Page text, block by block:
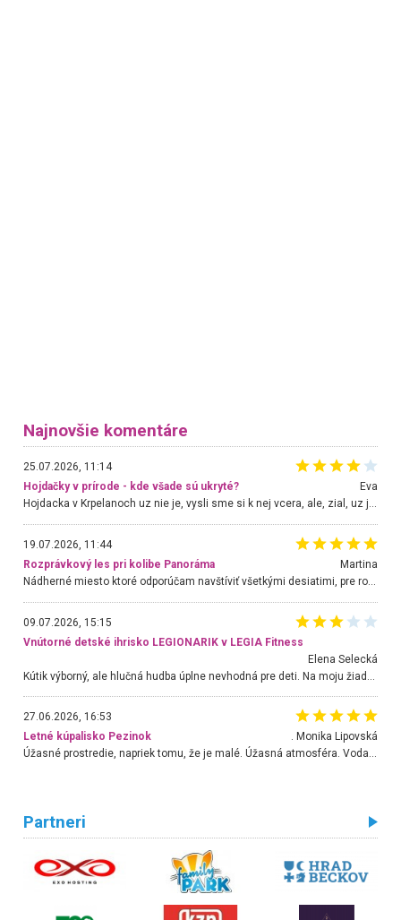
Najnovšie komentáre
25.07.2026, 11:14
Hojdačky v prírode - kde všade sú ukryté?
Eva
Hojdacka v Krpelanoch uz nie je, vysli sme si k nej vcera, ale, zial, uz je znicena. Ak sem planujete cestu len kvoli hojdacke, mozete si ju usetrit. Krasny vyhlad je tu vsak aj bez hojdacky :-)
19.07.2026, 11:44
Rozprávkový les pri kolibe Panoráma
Martina
Nádherné miesto ktoré odporúčam navštíviť všetkými desiatimi, pre rodiny s deťmi, dôchodcom... Proste a jednoducho ozaj rozprávkový les.. určite ešte prídeme. Odniesli sme si na pamiatku krásne tričká,
09.07.2026, 15:15
Vnútorné detské ihrisko LEGIONARIK v LEGIA Fitness
Elena Selecká
27.06.2026, 16:53
Letné kúpalisko Pezinok
. Monika Lipovská
Úžasné prostredie, napriek tomu, že je malé. Úžasná atmosféra. Voda fantastická a nádherná. Ľudí je pomerne veľa, ale su mili a ohľaduplní. Je veľmi zaujímavé sledovať, ako dokážu spolu športovať cudzí ľudia a bez ohľadu na vek. Vládne tu pohoda. Vnuka neviem dostať z vody. Ďakujem za krásny deň . Urcite sa sem vrátim. Jediný problém je s parkovaním, ale aj ten sa mi podarilo vyriešiť. Monika Bratislava
Partneri